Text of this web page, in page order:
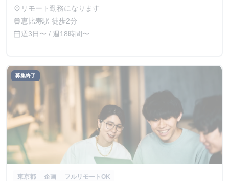
place リモート勤務になります
train恵比寿駅 徒歩2分
calendar_today週3日〜 / 週18時間〜
募集終了
東京都 企画 フルリモートOK